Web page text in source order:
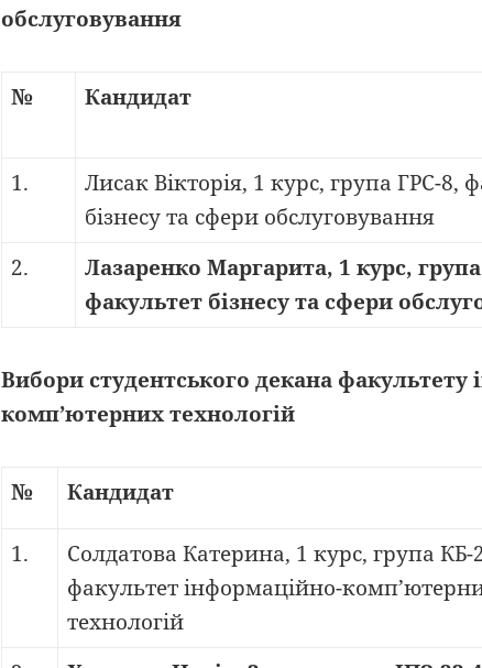
обслуговування
№ Кандидат
1.
Лисак Вікторія, 1 курс, група ГРС-8,
бізнесу та сфери обслуговування
2.
Лазаренко Маргарита, 1 курс,
факультет бізнесу та сфери
Вибори студентського декана факультету
комп’ютерних технологій
№ Кандидат
1.
Солдатова Катерина, 1 курс, група КБ-
факультет інформаційно-
технологій